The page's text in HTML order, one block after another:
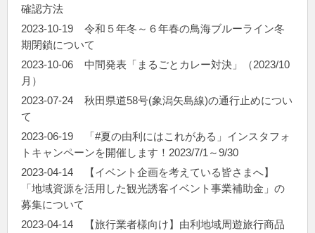
確認方法
2023-10-19
令和５年冬～６年春の鳥海ブルーライン冬
期閉鎖について
2023-10-06
中間発表「まるごとカレー対決」（2023/10
月）
2023-07-24
秋田県道58号(象潟矢島線)の通行止めについ
て
2023-06-19
「#夏の由利にはこれがある」インスタフォ
トキャンペーンを開催します！2023/7/1～9/30
2023-04-14
【イベント企画を考えている皆さまへ】
「地域資源を活用した観光誘客イベント事業補助金」の
募集について
2023-04-14
【旅行業者様向け】由利地域周遊旅行商品